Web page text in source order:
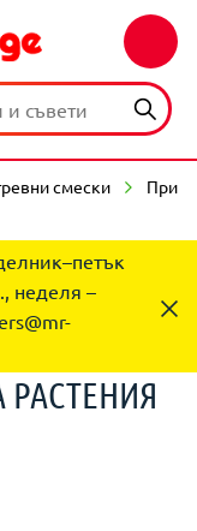
смески
неделя –
РАСТЕНИЯ